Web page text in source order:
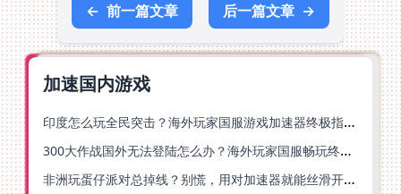
← 前一篇文章 后一篇文章 →
加速国内游戏
印度怎么玩全民突击？海外玩家国服游戏加速器终极指南（附原神延迟优化+精灵之境加速器选择）
300大作战国外无法登陆怎么办？海外玩家国服畅玩终极指南（附实测推荐）
非洲玩蛋仔派对总掉线？别慌，用对加速器就能丝滑开跑！